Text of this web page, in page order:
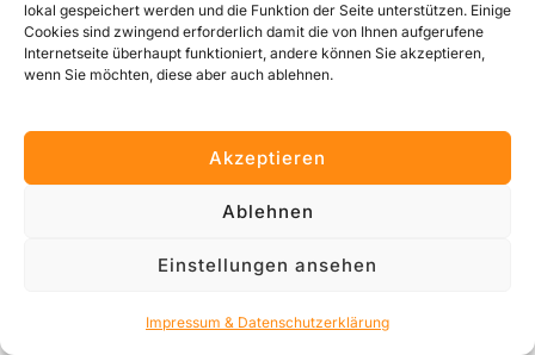
lokal gespeichert werden und die Funktion der Seite unterstützen. Einige
Cookies sind zwingend erforderlich damit die von Ihnen aufgerufene
Internetseite überhaupt funktioniert, andere können Sie akzeptieren,
wenn Sie möchten, diese aber auch ablehnen.
Akzeptieren
Ablehnen
Einstellungen ansehen
Impressum & Datenschutzerklärung